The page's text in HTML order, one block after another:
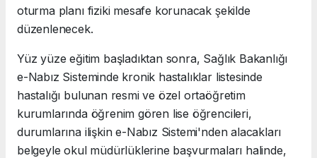
oturma planı fiziki mesafe korunacak şekilde
düzenlenecek.
Yüz yüze eğitim başladıktan sonra, Sağlık Bakanlığı
e-Nabız Sisteminde kronik hastalıklar listesinde
hastalığı bulunan resmi ve özel ortaöğretim
kurumlarında öğrenim gören lise öğrencileri,
durumlarına ilişkin e-Nabız Sistemi'nden alacakları
belgeyle okul müdürlüklerine başvurmaları halinde,